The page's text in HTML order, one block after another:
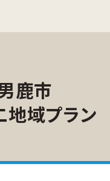
鹿市
地域プラン